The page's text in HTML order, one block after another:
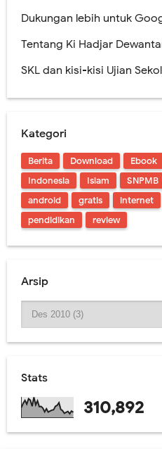
Dukungan lebih untuk
Tentang Ki Hadjar
SKL dan kisi-kisi Ujian
Kategori
Berita Download Ebook
Indonesia
Islam SNPMB
android
gratis internet
pendidikan
review
Arsip
Stats
310,892